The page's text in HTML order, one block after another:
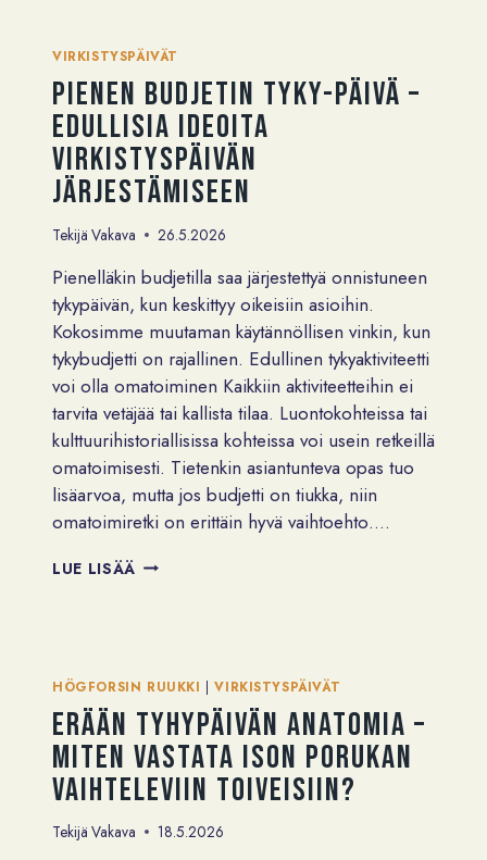
VIRKISTYSPÄIVÄT
Pienen budjetin tyky-päivä –
edullisia ideoita
virkistyspäivän
järjestämiseen
Tekijä Vakava 26.5.2026
Pienelläkin budjetilla saa järjestettyä onnistuneen
tykypäivän, kun keskittyy oikeisiin asioihin.
Kokosimme muutaman käytännöllisen vinkin, kun
tykybudjetti on rajallinen. Edullinen tykyaktiviteetti
voi olla omatoiminen Kaikkiin aktiviteetteihin ei
tarvita vetäjää tai kallista tilaa. Luontokohteissa tai
kulttuurihistoriallisissa kohteissa voi usein retkeillä
omatoimisesti. Tietenkin asiantunteva opas tuo
lisäarvoa, mutta jos budjetti on tiukka, niin
omatoimiretki on erittäin hyvä vaihtoehto….
LUE LISÄÄ PIENEN
IDEOITA
VIRKISTYSPÄIVÄN
JÄRJESTÄMISEEN
HÖGFORSIN RUUKKI |VIRKISTYSPÄIVÄT
Erään tyhypäivän anatomia –
miten vastata ison porukan
vaihteleviin toiveisiin?
Tekijä Vakava 18.5.2026